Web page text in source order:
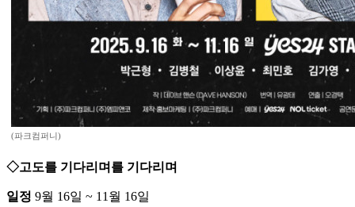
(파크컴퍼니)
◇고도를 기다리며를 기다리며
일정 9월 16일 ~ 11월 16일